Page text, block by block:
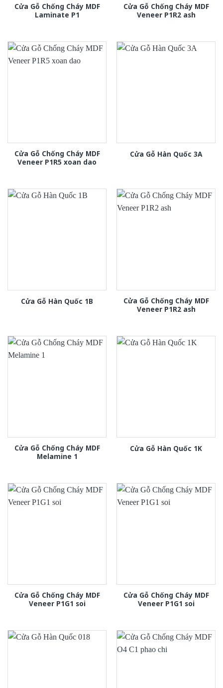
Cửa Gỗ Chống Cháy MDF
Laminate P1
Cửa Gỗ Chống Cháy MDF
Veneer P1R2 ash
Cửa Gỗ Chống Cháy MDF
Veneer P1R5 xoan dao
Cửa Gỗ Hàn Quốc 3A
Cửa Gỗ Hàn Quốc 1B
Cửa Gỗ Chống Cháy MDF
Veneer P1R2 ash
Cửa Gỗ Chống Cháy MDF
Melamine 1
Cửa Gỗ Hàn Quốc 1K
Cửa Gỗ Chống Cháy MDF
Veneer P1G1 soi
Cửa Gỗ Chống Cháy MDF
Veneer P1G1 soi